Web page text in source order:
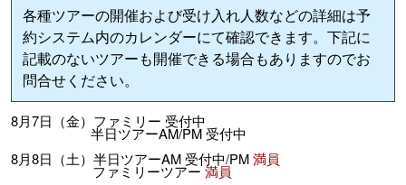
各種ツアーの開催および受け入れ人数などの詳細は予
約システム内のカレンダーにて確認できます。下記に
記載のないツアーも開催できる場合もありますのでお
問合せください。
8月7日（金）ファミリー 受付中
半日ツアーAM/PM 受付中
8月8日（土）半日ツアーAM 受付中/PM満員
ファミリーツアー満員